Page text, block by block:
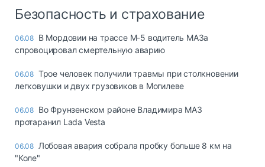
Безопасность и страхование
06.08 В Мордовии на трассе М-5 водитель МАЗа
спровоцировал смертельную аварию
06.08 Трое человек получили травмы при столкновении
легковушки и двух грузовиков в Могилеве
06.08 Во Фрунзенском районе Владимира МАЗ
протаранил Lada Vesta
06.08 Лобовая авария собрала пробку больше 8 км на
"Коле"